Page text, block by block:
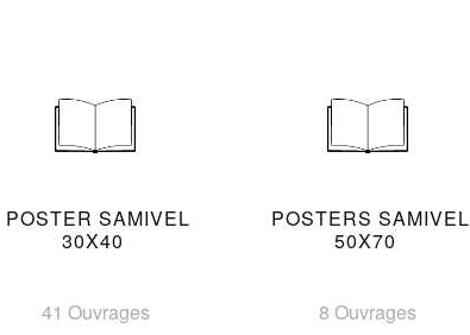
POSTER SAMIVEL
30X40
41 Ouvrages
POSTERS SAMIVEL
50X70
8 Ouvrages